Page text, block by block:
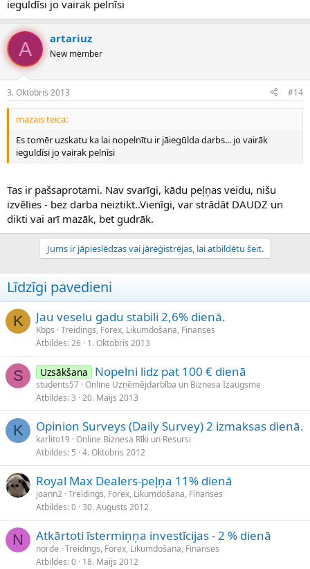
ieguldīsi jo vairak pelnīsi
A artariuz
New member
3. Oktobris 2013 #14
mazais teica:
Es tomēr uzskatu ka lai nopelnītu ir jāiegūlda darbs... jo vairāk
ieguldīsi jo vairak pelnīsi
Tas ir pašsaprotami. Nav svarīgi, kādu peļņas veidu, nišu
izvēlies - bez darba neiztikt..Vienīgi, var strādāt DAUDZ un
dikti vai arī mazāk, bet gudrāk.
Jums ir jāpieslēdzas vai jāreģistrējas, lai atbildētu šeit.
Līdzīgi pavedieni
K Jau veselu gadu stabili 2,6% dienā.
Kbps Treidings, Forex, Likumdošana, Finanses
Atbildes 26 1. Oktobris 2013
S Uzsākšana Nopelni lidz pat 100 € dienā
students57 Online Uzņēmējdarbība un Biznesa Izaugsme
Atbildes 3 20. Maijs 2013
K Opinion Surveys (Daily Survey) 2 izmaksas dienā.
karlito19 Online Biznesa Rīki un Resursi
Atbildes 5 4. Oktobris 2012
Royal Max Dealers-peļņa 11% dienā
joann2 Treidings, Forex, Likumdošana, Finanses
Atbildes 0 30. Augusts 2012
N Atkārtoti īstermiņņa investīcijas - 2 % dienā
norde Treidings, Forex, Likumdošana, Finanses
Atbildes 0 18. Maijs 2012